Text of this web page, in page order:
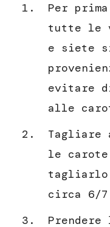
Per
tutte le
e siete
evitare
alle
Tagliare
le
circa 6/7